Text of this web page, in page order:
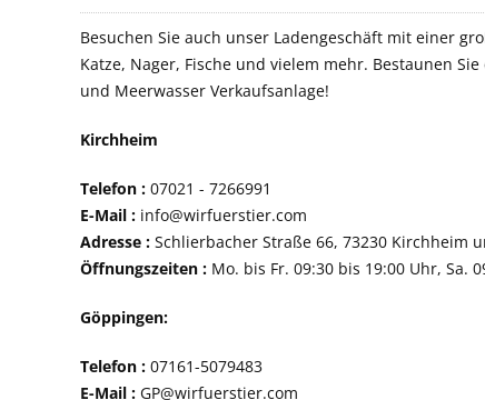
Besuchen Sie auch unser Ladengeschäft mit einer
Katze, Nager, Fische und vielem mehr. Bestaunen
und Meerwasser Verkaufsanlage!
Kirchheim
Telefon : 07021 -
E-Mail : info@wirfuerstier.com
Adresse : Schlierbacher Straße 66, 73230
Öffnungszeiten : Mo. bis Fr. 09:30 bis 19:00 Uhr, Sa.
Göppingen:
Telefon : 07161-
E-Mail : GP@wirfuerstier.com